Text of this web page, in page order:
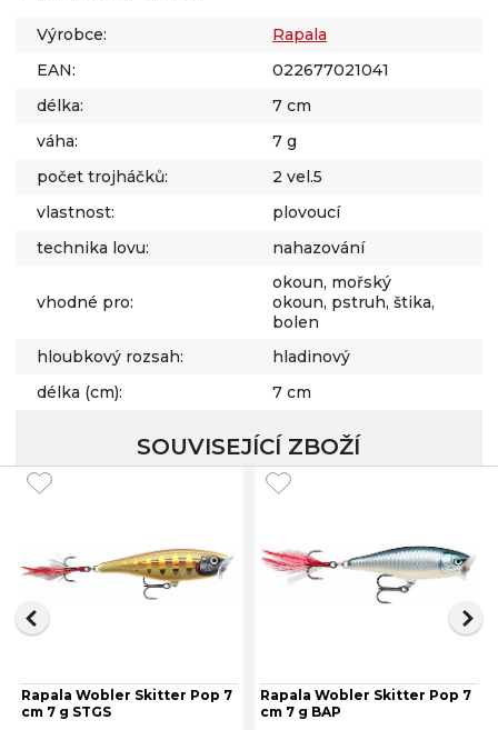
Výrobce:
Rapala
EAN:
022677021041
délka:
7 cm
váha:
7 g
počet trojháčků:
2 vel.5
vlastnost:
plovoucí
technika lovu:
nahazování
vhodné pro:
okoun, mořský
okoun, pstruh, štika,
bolen
hloubkový rozsah:
hladinový
délka (cm):
7 cm
SOUVISEJÍCÍ ZBOŽÍ
Rapala Wobler Skitter Pop 7
cm 7 g STGS
Rapala Wobler Skitter Pop 7
cm 7 g BAP